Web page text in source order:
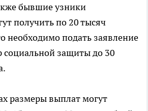
бывшие узники
получить по 20 тысяч
необходимо подать заявление
социальной защиты до 30
размеры выплат могут